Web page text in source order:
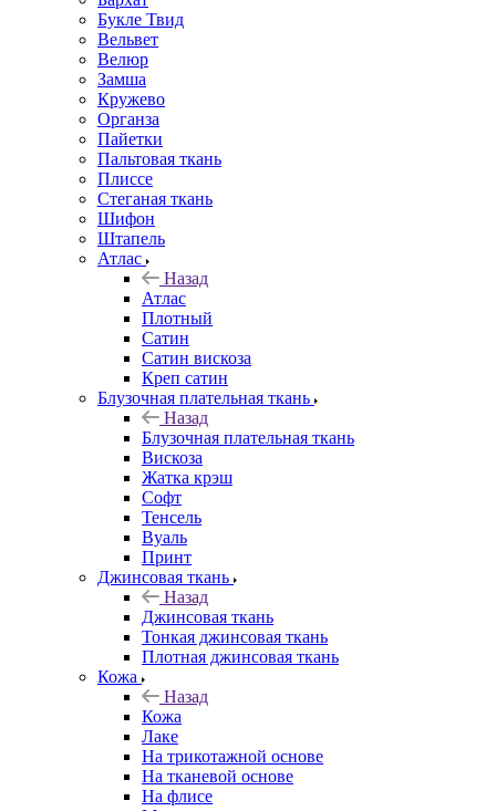
Букле Твид
Вельвет
Велюр
Замша
Кружево
Органза
Пайетки
Пальтовая ткань
Плиссе
Стеганая ткань
Шифон
Штапель
Атлас
Назад
Атлас
Плотный
Сатин
Сатин вискоза
Креп сатин
Блузочная плательная ткань
Назад
Блузочная плательная ткань
Вискоза
Жатка крэш
Софт
Тенсель
Вуаль
Принт
Джинсовая ткань
Назад
Джинсовая ткань
Тонкая джинсовая ткань
Плотная джинсовая ткань
Кожа
Назад
Кожа
Лаке
На трикотажной основе
На тканевой основе
На флисе